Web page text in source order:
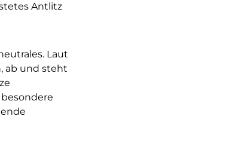
Antlitz
Laut
ab und steht